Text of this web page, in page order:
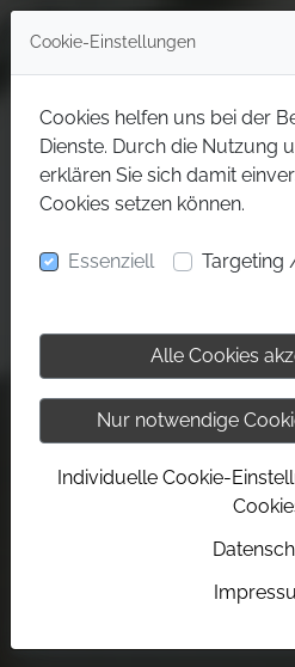
Cookie-Einstellungen
Cookies helfen uns bei der
Dienste. Durch die Nutzung
erklären Sie sich damit
Cookies setzen können.
Essenziell Targeting
Alle Cookies
Nur notwendige
Individuelle Cookie-